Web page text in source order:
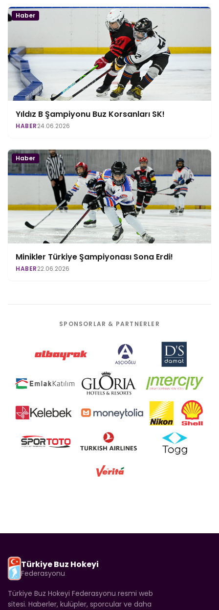
Haber
Yıldız B Şampiyonu Buz Korsanları SK!
HABER24.06.2026
Haber
Minikler Türkiye Şampiyonası Sona Erdi!
HABER22.06.2026
SPONSORLAR & PARTNERLER
Türkiye Buz Hokeyi
Federasyonu
Türkiye Buz Hokeyi Federasyonu resmi web
sitesi. Haberler, kulüpler, sporcular ve daha